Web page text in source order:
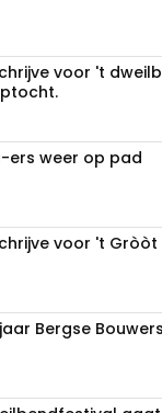
voor 't
ers weer op pad
voor 't Gròòt
Bergse